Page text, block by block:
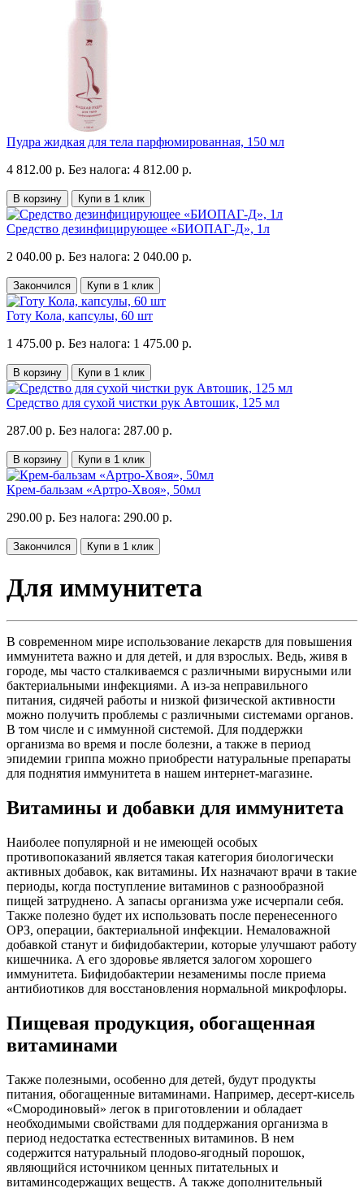
Пудра жидкая для тела парфюмированная, 150 мл
4 812.00 р. Без налога: 4 812.00 р.
В корзину Купи в 1 клик
Средство дезинфицирующее «БИОПАГ-Д», 1л
2 040.00 р. Без налога: 2 040.00 р.
Закончился Купи в 1 клик
Готу Кола, капсулы, 60 шт
1 475.00 р. Без налога: 1 475.00 р.
В корзину Купи в 1 клик
Средство для сухой чистки рук Автошик, 125 мл
287.00 р. Без налога: 287.00 р.
В корзину Купи в 1 клик
Крем-бальзам «Артро-Хвоя», 50мл
290.00 р. Без налога: 290.00 р.
Закончился Купи в 1 клик
Для иммунитета
В современном мире использование лекарств для повышения
иммунитета важно и для детей, и для взрослых. Ведь, живя в
городе, мы часто сталкиваемся с различными вирусными или
бактериальными инфекциями. А из-за неправильного
питания, сидячей работы и низкой физической активности
можно получить проблемы с различными системами органов.
В том числе и с иммунной системой. Для поддержки
организма во время и после болезни, а также в период
эпидемии гриппа можно приобрести натуральные препараты
для поднятия иммунитета в нашем интернет-магазине.
Витамины и добавки для иммунитета
Наиболее популярной и не имеющей особых
противопоказаний является такая категория биологически
активных добавок, как витамины. Их назначают врачи в такие
периоды, когда поступление витаминов с разнообразной
пищей затруднено. А запасы организма уже исчерпали себя.
Также полезно будет их использовать после перенесенного
ОРЗ, операции, бактериальной инфекции. Немаловажной
добавкой станут и бифидобактерии, которые улучшают работу
кишечника. А его здоровье является залогом хорошего
иммунитета. Бифидобактерии незаменимы после приема
антибиотиков для восстановления нормальной микрофлоры.
Пищевая продукция, обогащенная
витаминами
Также полезными, особенно для детей, будут продукты
питания, обогащенные витаминами. Например, десерт-кисель
«Смородиновый» легок в приготовлении и обладает
необходимыми свойствами для поддержания организма в
период недостатка естественных витаминов. В нем
содержится натуральный плодово-ягодный порошок,
являющийся источником ценных питательных и
витаминсодержащих веществ. А также дополнительный